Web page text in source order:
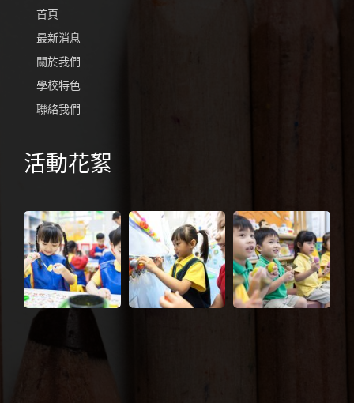
首頁
最新消息
關於我們
學校特色
聯絡我們
活動花絮